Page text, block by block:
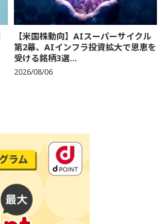
【米国株動向】AIスーパーサイクル
第2幕、AIインフラ投資拡大で恩恵を
受ける銘柄3選...
2026/08/06